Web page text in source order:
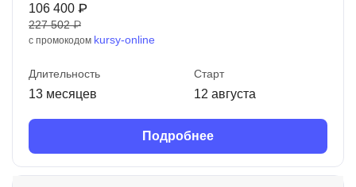
106 400 ₽
227 502 ₽
с промокодом kursy-online
Длительность
13 месяцев
Старт
12 августа
Подробнее